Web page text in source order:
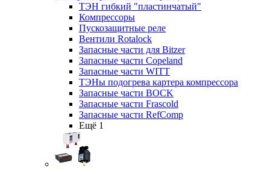
ТЭН гибкий "пластинчатый"
Компрессоры
Пускозащитные реле
Вентили Rotalock
Запасные части для Bitzer
Запасные части Copeland
Запасные части WITT
ТЭНы подогрева картера компрессора
Запасные части BOCK
Запасные части Frascold
Запасные части RefComp
Ещё 1